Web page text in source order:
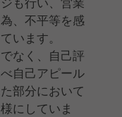
、不平等を感
います。
なく、自己評
自己アピール
部分において
にしていま